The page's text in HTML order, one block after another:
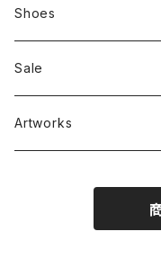
Zine、Other
Sweatshirts
Bag & Accessories
Mixcd
RC SLUM / ROYALTY
雑貨
Shoes
Sale
Artworks